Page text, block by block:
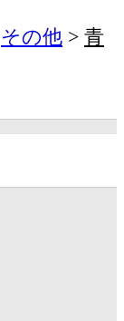
その他
青